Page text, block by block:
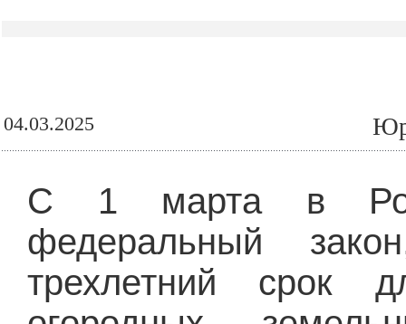
04.03.2025
С 1 марта в
федеральный
трехлетний срок